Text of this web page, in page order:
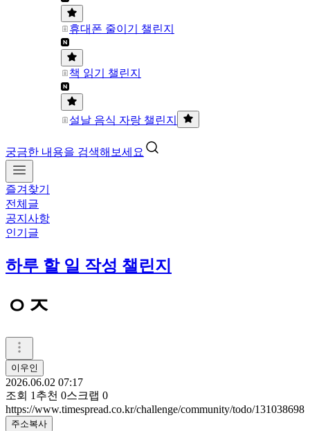
휴대폰 줄이기 챌린지
책 읽기 챌린지
설날 음식 자랑 챌린지
궁금한 내용을 검색해보세요
즐겨찾기
전체글
공지사항
인기글
하루 할 일 작성 챌린지
ㅇㅈ
이우인
2026.06.02 07:17
조회 1 추천 0스크랩 0
https://www.timespread.co.kr/challenge/community/todo/131038698
주소복사